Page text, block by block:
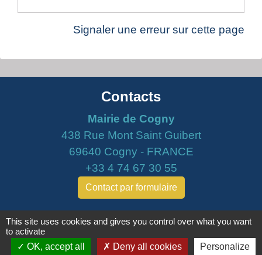
Signaler une erreur sur cette page
Contacts
Mairie de Cogny
438 Rue Mont Saint Guibert
69640 Cogny - FRANCE
+33 4 74 67 30 55
Contact par formulaire
Horaires
Lundi : 16h30 - 18h30
This site uses cookies and gives you control over what you want
to activate
OK, accept all
Deny all cookies Personalize